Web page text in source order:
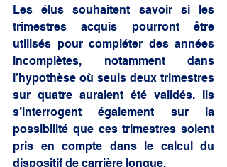
Les élus souhaitent savoir si les
trimestres acquis pourront être
utilisés pour compléter des années
incomplètes, notamment dans
l’hypothèse où seuls deux trimestres
sur quatre auraient été validés. Ils
s’interrogent également sur la
possibilité que ces trimestres soient
pris en compte dans le calcul du
dispositif de carrière longue.